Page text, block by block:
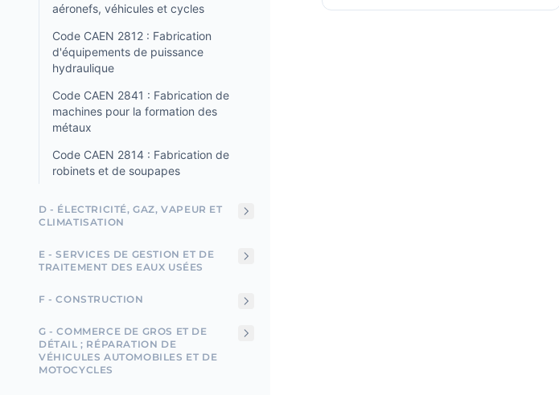
aéronefs, véhicules et cycles
Code CAEN 2812 : Fabrication
d'équipements de puissance
hydraulique
Code CAEN 2841 : Fabrication de
machines pour la formation des
métaux
Code CAEN 2814 : Fabrication de
robinets et de soupapes
D - ÉLECTRICITÉ, GAZ, VAPEUR ET
CLIMATISATION
E - SERVICES DE GESTION ET DE
TRAITEMENT DES EAUX USÉES
F - CONSTRUCTION
G - COMMERCE DE GROS ET DE
DÉTAIL ; RÉPARATION DE
VÉHICULES AUTOMOBILES ET DE
MOTOCYCLES